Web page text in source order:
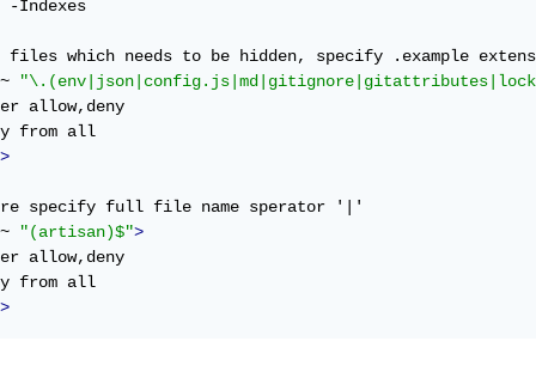
-Indexes
allow,deny
"(artisan)$">
allow,deny